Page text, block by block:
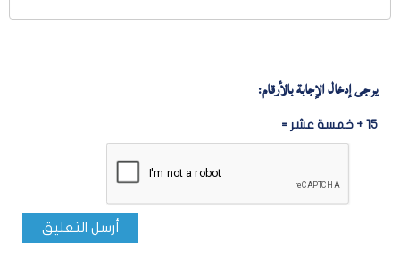
يرجى إدخال الإجابة بالأرقام:
15 + خمسة عشر =
أرسل التعليق